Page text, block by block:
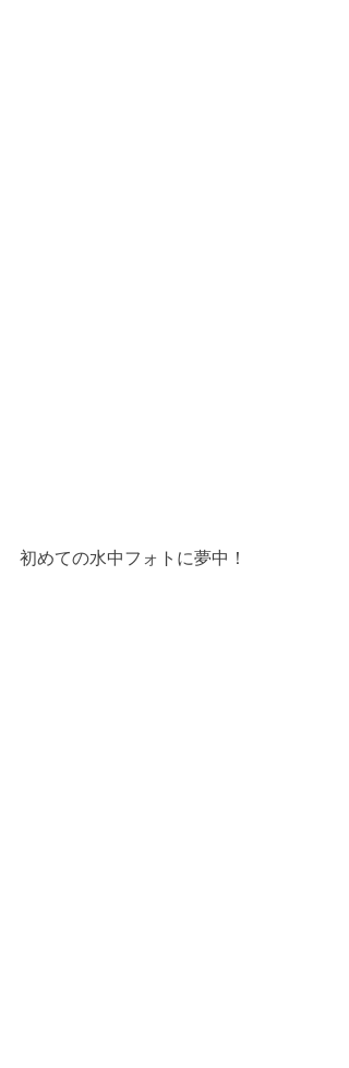
初めての水中フォトに夢中！